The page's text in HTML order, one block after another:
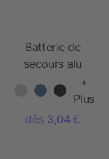
Batterie de
secours alu
Volt
+
Plus
dès 3,04 €